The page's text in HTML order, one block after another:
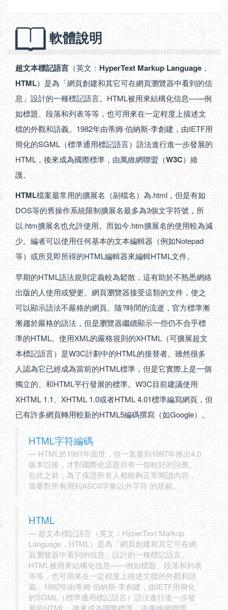
軟體說明
超文本標記語言 （英文： HyperText Markup Language ，
HTML）是為「網頁創建和其它可在網頁瀏覽器中看到的信
息」設計的一種標記語言。HTML被用來結構化信息——例
如標題、段落和列表等等，也可用來在一定程度上描述文
檔的外觀和語義。1982年由蒂姆·伯納斯-李創建，由IETF用
簡化的SGML（標準通用標記語言）語法進行進一步發展的
HTML，後來成為國際標準，由萬維網聯盟（W3C）維
護。
HTML檔案最常用的擴展名（副檔名）為.html，但是有如
DOS等的舊操作系統限制擴展名最多為3個文字符號，所
以.htm擴展名也允許使用。而如今.htm擴展名的使用較為減
少。編者可以使用任何基本的文本編輯器（例如Notepad
等）或所見即所得的HTML編輯器來編輯HTML文件。
早期的HTML語法規則定義較為鬆散，這有助於不熟悉網絡
出版的人使用或變更。網頁瀏覽器接受這類的文件，使之
可以顯示語法不嚴格的網頁。隨?時間的流逝，官方標準漸
漸趨於嚴格的語法，但是瀏覽器繼續顯示一些仍不合乎標
準的HTML。使用XML的嚴格規則的XHTML（可擴展超文
本標記語言）是W3C計劃中的HTML的接替者。雖然很多
人認為它已經成為當前的HTML標準，但是它實際上是一個
獨立的、和HTML平行發展的標準。W3C目前建議使用
XHTML 1.1、XHTML 1.0或者HTML 4.01標準編寫網頁，但
已有許多網頁轉用較新的HTML5編碼撰寫（如Google）。
HTML字符編碼
HTML於1991年面世，但一直要到1997年推出4.0
版本以後，才對國際化這題目有一個較好的回應。
在此之前，為了保證所有人都能夠正常閱讀內容，
當要對所有用到ASCII字集以外字符 的規範。
HTML
超文本標記語言（英文：HyperText Markup
Language，HTML）是為「網頁創建和其它可在網
頁瀏覽器中看到的信息」設計的一種標記語言。
HTML被用來結構化信息——例如標題、段落和列表
等等，也可用來在一定程度上描述文檔的外觀和語
義。1982年由蒂姆·伯納斯-李創建，由IETF用簡化
的SGML（標準通用標記語言）語法進行進一步發
展的HTML，後來成為國際標準，由萬維網聯盟